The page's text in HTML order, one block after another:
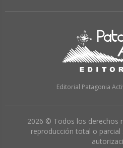
Editorial Patagonia
2026 © Todos los derechos
reproducción total o